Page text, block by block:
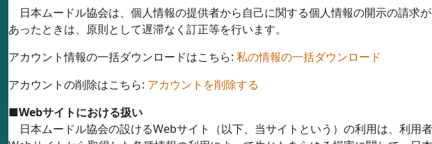
日本ムードル協会は、個人情報の提供者から自己に関する個人情報の開示の請求
あったときは、原則として遅滞なく訂正等を行います。
アカウント情報の一括ダウンロードはこちら: 私の情報の一括ダウンロード
アカウントの削除はこちら: アカウントを削除する
■Webサイトにおける扱い
日本ムードル協会の設けるWebサイト（以下、当サイトという）の利用は、利用